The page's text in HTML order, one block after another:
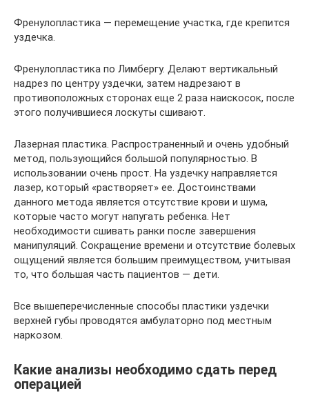
Френулопластика — перемещение участка, где крепится
уздечка.
Френулопластика по Лимбергу. Делают вертикальный
надрез по центру уздечки, затем надрезают в
противоположных сторонах еще 2 раза наискосок, после
этого получившиеся лоскуты сшивают.
Лазерная пластика. Распространенный и очень удобный
метод, пользующийся большой популярностью. В
использовании очень прост. На уздечку направляется
лазер, который «растворяет» ее. Достоинствами
данного метода является отсутствие крови и шума,
которые часто могут напугать ребенка. Нет
необходимости сшивать ранки после завершения
манипуляций. Сокращение времени и отсутствие болевых
ощущений является большим преимуществом, учитывая
то, что большая часть пациентов — дети.
Все вышеперечисленные способы пластики уздечки
верхней губы проводятся амбулаторно под местным
наркозом.
Какие анализы необходимо сдать перед
операцией